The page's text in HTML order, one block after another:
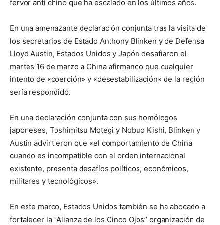
fervor anti chino que ha escalado en los últimos años.
En una amenazante declaración conjunta tras la visita de
los secretarios de Estado Anthony Blinken y de Defensa
Lloyd Austin, Estados Unidos y Japón desafiaron el
martes 16 de marzo a China afirmando que cualquier
intento de «coerción» y «desestabilización» de la región
sería respondido.
En una declaración conjunta con sus homólogos
japoneses, Toshimitsu Motegi y Nobuo Kishi, Blinken y
Austin advirtieron que «el comportamiento de China,
cuando es incompatible con el orden internacional
existente, presenta desafíos políticos, económicos,
militares y tecnológicos».
En este marco, Estados Unidos también se ha abocado a
fortalecer la “Alianza de los Cinco Ojos” organización de